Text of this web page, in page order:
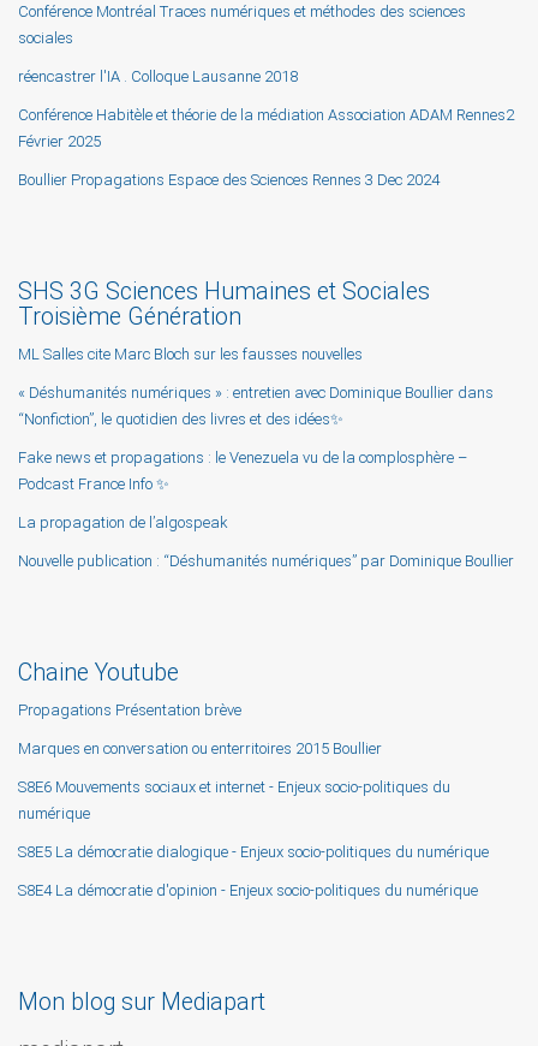
Conférence Montréal Traces numériques et méthodes des sciences
sociales
réencastrer l'IA . Colloque Lausanne 2018
Conférence Habitèle et théorie de la médiation Association ADAM Rennes2
Février 2025
Boullier Propagations Espace des Sciences Rennes 3 Dec 2024
SHS 3G Sciences Humaines et Sociales
Troisième Génération
ML Salles cite Marc Bloch sur les fausses nouvelles
« Déshumanités numériques » : entretien avec Dominique Boullier dans
“Nonfiction”, le quotidien des livres et des idées✨
Fake news et propagations : le Venezuela vu de la complosphère –
Podcast France Info ✨
La propagation de l’algospeak
Nouvelle publication : “Déshumanités numériques” par Dominique Boullier
Chaine Youtube
Propagations Présentation brève
Marques en conversation ou enterritoires 2015 Boullier
S8E6 Mouvements sociaux et internet - Enjeux socio-politiques du
numérique
S8E5 La démocratie dialogique - Enjeux socio-politiques du numérique
S8E4 La démocratie d'opinion - Enjeux socio-politiques du numérique
Mon blog sur Mediapart